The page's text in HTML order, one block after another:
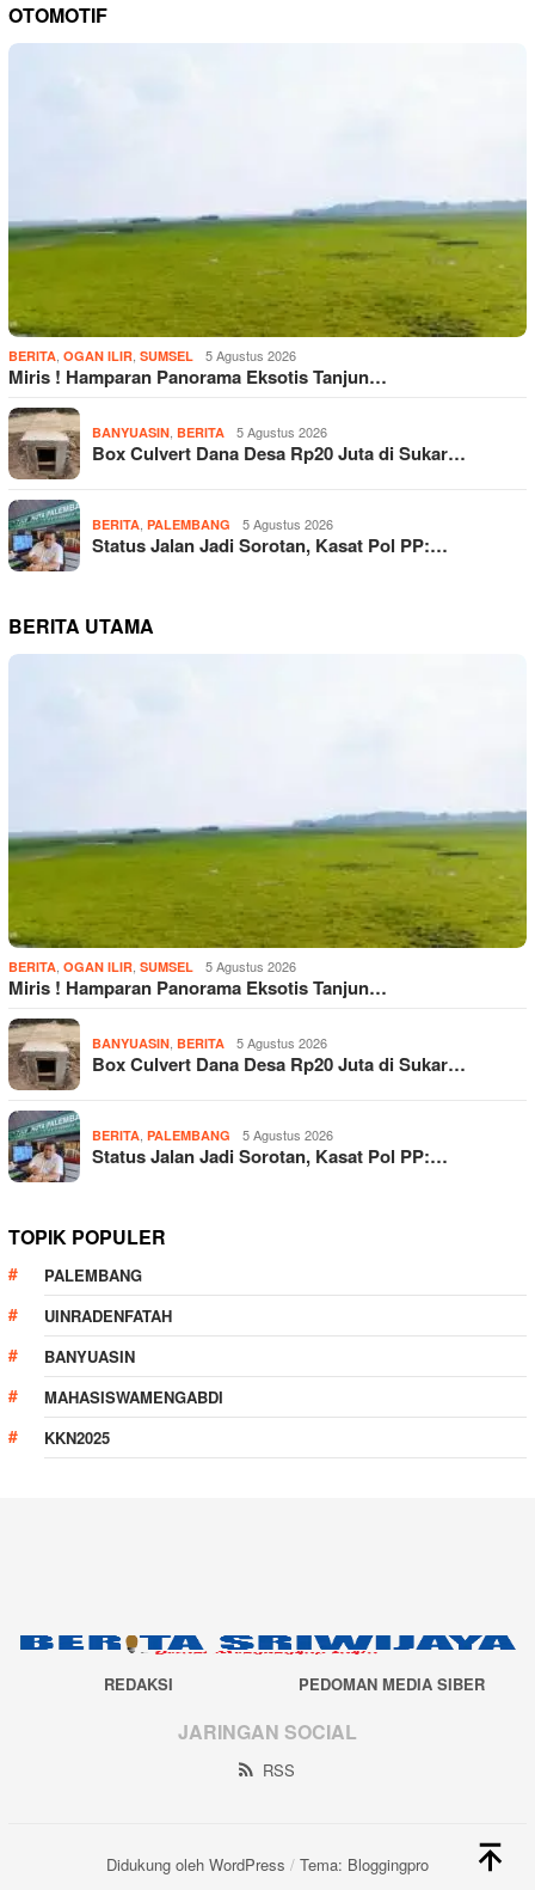
OTOMOTIF
BERITA OGAN ILIR SUMSEL 5 Agustus 2026
Miris ! Hamparan Panorama Eksotis Tanjun…
BANYUASIN BERITA 5 Agustus 2026
Box Culvert Dana Desa Rp20 Juta di Sukar…
BERITA PALEMBANG 5 Agustus 2026
Status Jalan Jadi Sorotan, Kasat Pol PP:…
BERITA UTAMA
BERITA OGAN ILIR SUMSEL 5 Agustus 2026
Miris ! Hamparan Panorama Eksotis Tanjun…
BANYUASIN BERITA 5 Agustus 2026
Box Culvert Dana Desa Rp20 Juta di Sukar…
BERITA PALEMBANG 5 Agustus 2026
Status Jalan Jadi Sorotan, Kasat Pol PP:…
TOPIK POPULER
PALEMBANG
UINRADENFATAH
BANYUASIN
MAHASISWAMENGABDI
KKN2025
REDAKSI PEDOMAN MEDIA SIBER
JARINGAN SOCIAL
RSS
Didukung oleh WordPress / Tema: Bloggingpro